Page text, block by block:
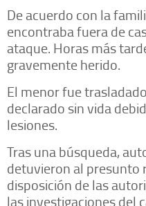
De acuerdo con la
encontraba fuera de
ataque. Horas más
gravemente herido.
El menor fue
declarado sin vida
lesiones.
Tras una búsqueda,
detuvieron al presunto
disposición de las
las investigaciones del